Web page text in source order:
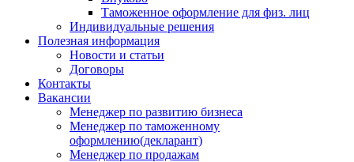
Таможенное оформление для физ. лиц
Индивидуальные решения
Полезная информация
Новости и статьи
Договоры
Контакты
Вакансии
Менеджер по развитию бизнеса
Менеджер по таможенному
оформлению(декларант)
Менеджер по продажам